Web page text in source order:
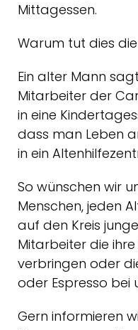
Mittagessen.
Warum tut dies
Ein alter Mann
Mitarbeiter der
in eine
dass man Leben
in ein
So wünschen wir
Menschen, jeden
auf den Kreis
Mitarbeiter die
verbringen oder
oder
Gern informieren